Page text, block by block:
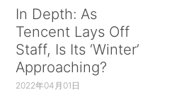
In Depth: As
Tencent Lays Off
Staff, Is Its ‘Winter’
Approaching?
2022年04月01日